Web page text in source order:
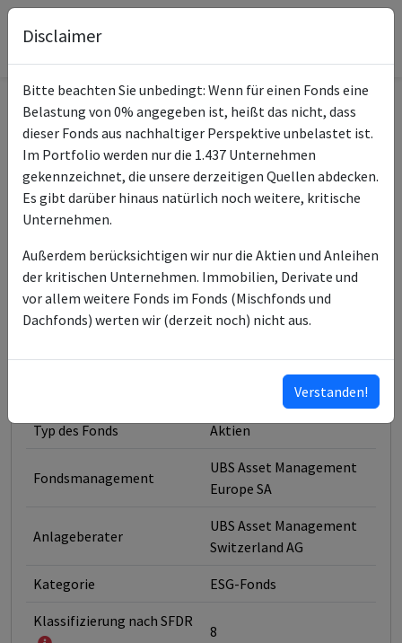
Informationen zum Fonds
Name
UBS Lux Equity SICAV
German Oppty EUR Pa
ISIN des Fonds
ISINs weiterer
Anteilsklassen
LU0783236630
LU0775053266
LU0797316337
LU1240785714
ISINs ausklappen
Typ des Fonds Aktien
Fondsmanagement
UBS Asset Management
Europe SA
Anlageberater
UBS Asset Management
Switzerland AG
Kategorie ESG-Fonds
Klassifizierung nach SFDR
8
Disclaimer
Bitte beachten Sie unbedingt: Wenn für einen Fonds eine
Belastung von 0% angegeben ist, heißt das nicht, dass
dieser Fonds aus nachhaltiger Perspektive unbelastet ist.
Im Portfolio werden nur die 1.437 Unternehmen
gekennzeichnet, die unsere derzeitigen Quellen abdecken.
Es gibt darüber hinaus natürlich noch weitere, kritische
Unternehmen.
Außerdem berücksichtigen wir nur die Aktien und Anleihen
der kritischen Unternehmen. Immobilien, Derivate und
vor allem weitere Fonds im Fonds (Mischfonds und
Dachfonds) werten wir (derzeit noch) nicht aus.
Verstanden!